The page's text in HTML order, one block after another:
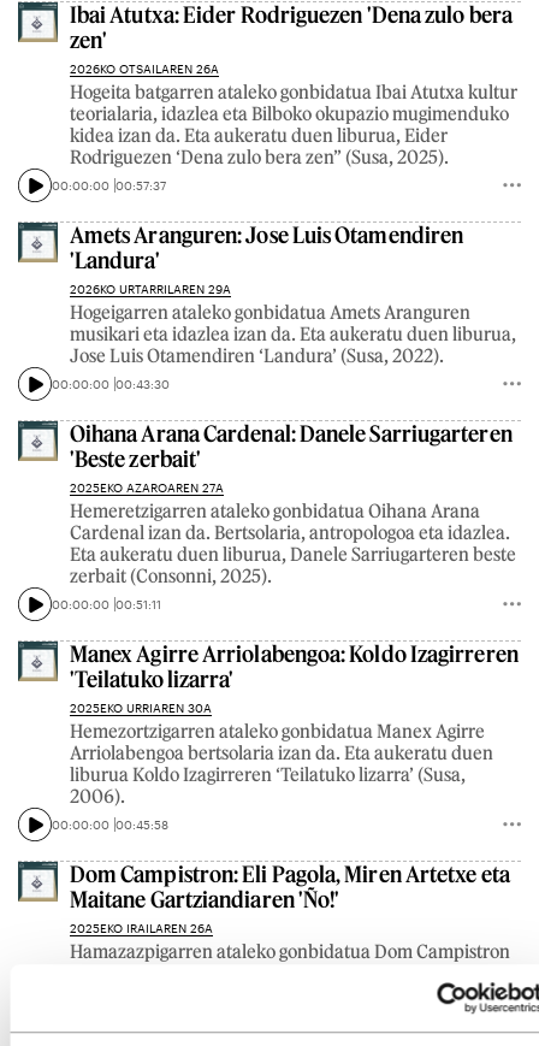
Ibai Atutxa: Eider Rodriguezen 'Dena zulo bera
zen'
2026KO OTSAILAREN 26A
Hogeita batgarren ataleko gonbidatua Ibai Atutxa kultur
teorialaria, idazlea eta Bilboko okupazio mugimenduko
kidea izan da. Eta aukeratu duen liburua, Eider
Rodriguezen ‘Dena zulo bera zen’’ (Susa, 2025).
00:00:00 00:57:37
Amets Aranguren: Jose Luis Otamendiren
'Landura'
2026KO URTARRILAREN 29A
Hogeigarren ataleko gonbidatua Amets Aranguren
musikari eta idazlea izan da. Eta aukeratu duen liburua,
Jose Luis Otamendiren ‘Landura’ (Susa, 2022).
00:00:00 00:43:30
Oihana Arana Cardenal: Danele Sarriugarteren
'Beste zerbait'
2025EKO AZAROAREN 27A
Hemeretzigarren ataleko gonbidatua Oihana Arana
Cardenal izan da. Bertsolaria, antropologoa eta idazlea.
Eta aukeratu duen liburua, Danele Sarriugarteren beste
zerbait (Consonni, 2025).
00:00:00 00:51:11
Manex Agirre Arriolabengoa: Koldo Izagirreren
'Teilatuko lizarra'
2025EKO URRIAREN 30A
Hemezortzigarren ataleko gonbidatua Manex Agirre
Arriolabengoa bertsolaria izan da. Eta aukeratu duen
liburua Koldo Izagirreren ‘Teilatuko lizarra’ (Susa,
2006).
00:00:00 00:45:58
Dom Campistron: Eli Pagola, Miren Artetxe eta
Maitane Gartziandiaren 'Ño!'
2025EKO IRAILAREN 26A
Hamazazpigarren ataleko gonbidatua Dom Campistron
duen liburua Eli Pagola, Miren Artetxe eta Maitane